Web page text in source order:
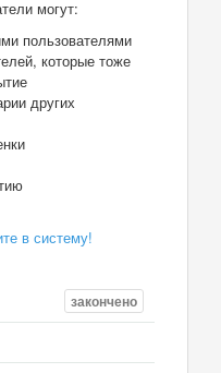
могут:
пользователями
которые тоже
других
в систему!
закончено